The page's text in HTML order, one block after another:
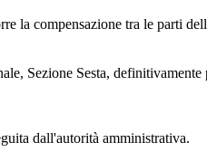
la compensazione tra le parti
Sezione Sesta,
dall'autorità amministrativa.